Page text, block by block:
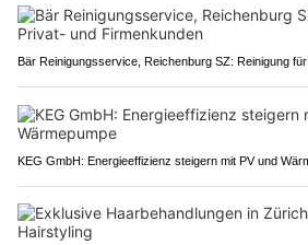
Bär Reinigungsservice, Reichenburg SZ: Reinigung
KEG GmbH: Energieeffizienz steigern mit PV und